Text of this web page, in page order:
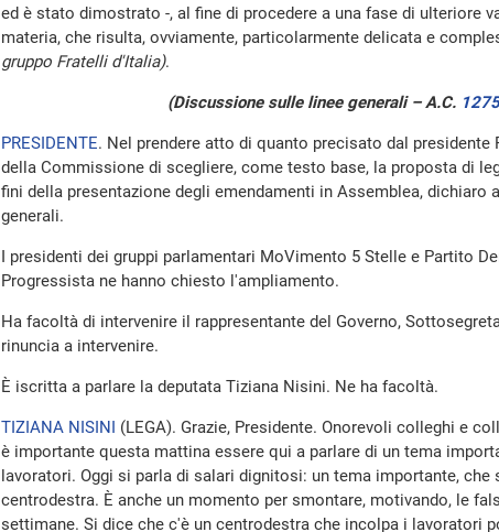
ed è stato dimostrato -, al fine di procedere a una fase di ulteriore
materia, che risulta, ovviamente, particolarmente delicata e
gruppo Fratelli d'Italia).
(Discussione sulle linee generali – A.C. 1275
PRESIDENTE. Nel prendere atto di quanto precisato dal
della Commissione di scegliere, come testo base, la proposta di
fini della presentazione degli emendamenti in Assemblea, dichiaro
generali.
I presidenti dei gruppi parlamentari MoVimento 5 Stelle e Partito
Progressista ne hanno chiesto l'ampliamento.
Ha facoltà di intervenire il rappresentante del Governo,
rinuncia a intervenire.
È iscritta a parlare la deputata Tiziana Nisini. Ne ha facoltà.
TIZIANA NISINI (LEGA). Grazie, Presidente. Onorevoli colleghi e
è importante questa mattina essere qui a parlare di un tema
lavoratori. Oggi si parla di salari dignitosi: un tema importante, che
centrodestra. È anche un momento per smontare, motivando, le
settimane. Si dice che c'è un centrodestra che incolpa i lavoratori